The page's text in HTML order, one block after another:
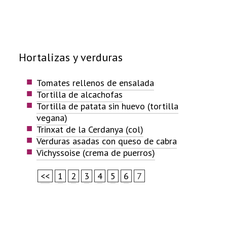
Hortalizas y verduras
Tomates rellenos de ensalada
Tortilla de alcachofas
Tortilla de patata sin huevo (tortilla
vegana)
Trinxat de la Cerdanya (col)
Verduras asadas con queso de cabra
Vichyssoise (crema de puerros)
<<
1 2 3 4 5 6 7